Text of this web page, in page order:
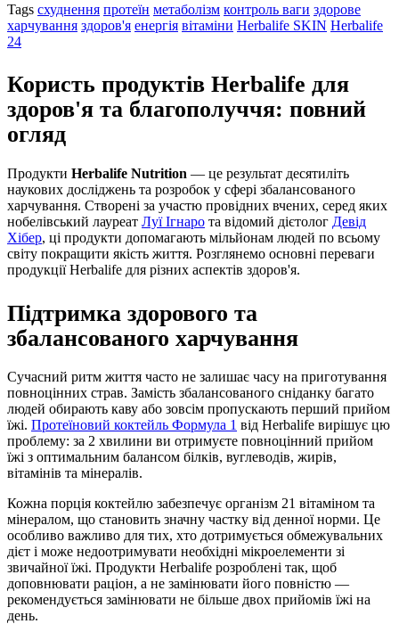
Tags схуднення протеїн метаболізм контроль ваги здорове
харчування здоров'я енергія вітаміни Herbalife SKIN Herbalife
24
Користь продуктів Herbalife для
здоров'я та благополуччя: повний
огляд
Продукти Herbalife Nutrition — це результат десятиліть
наукових досліджень та розробок у сфері збалансованого
харчування. Створені за участю провідних вчених, серед яких
нобелівський лауреат Луї Ігнаро та відомий дієтолог Девід
Хібер, ці продукти допомагають мільйонам людей по всьому
світу покращити якість життя. Розглянемо основні переваги
продукції Herbalife для різних аспектів здоров'я.
Підтримка здорового та
збалансованого харчування
Сучасний ритм життя часто не залишає часу на приготування
повноцінних страв. Замість збалансованого сніданку багато
людей обирають каву або зовсім пропускають перший прийом
їжі. Протеїновий коктейль Формула 1 від Herbalife вирішує цю
проблему: за 2 хвилини ви отримуєте повноцінний прийом
їжі з оптимальним балансом білків, вуглеводів, жирів,
вітамінів та мінералів.
Кожна порція коктейлю забезпечує організм 21 вітаміном та
мінералом, що становить значну частку від денної норми. Це
особливо важливо для тих, хто дотримується обмежувальних
дієт і може недоотримувати необхідні мікроелементи зі
звичайної їжі. Продукти Herbalife розроблені так, щоб
доповнювати раціон, а не замінювати його повністю —
рекомендується замінювати не більше двох прийомів їжі на
день.